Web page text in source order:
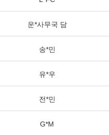
운*사무국 담
송*민
유*우
전*민
G*M